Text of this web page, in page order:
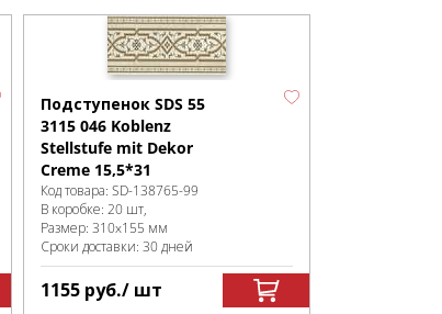
Подступенок SDS 55
3115 046 Koblenz
Stellstufe mit Dekor
Creme 15,5*31
Код товара: SD-138765-99
В коробке: 20 шт,
Размер: 310x155 мм
Сроки доставки: 30 дней
1155 руб./ шт